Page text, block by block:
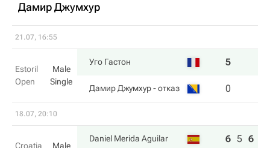
Дамир Джумхур
21.07, 16:55
Estoril
Open
Male
Single
Уго Гастон 5
Дамир Джумхур- отказ 0
18.07, 20:10
Croatia Male
Daniel Merida Aguilar 6 5 6